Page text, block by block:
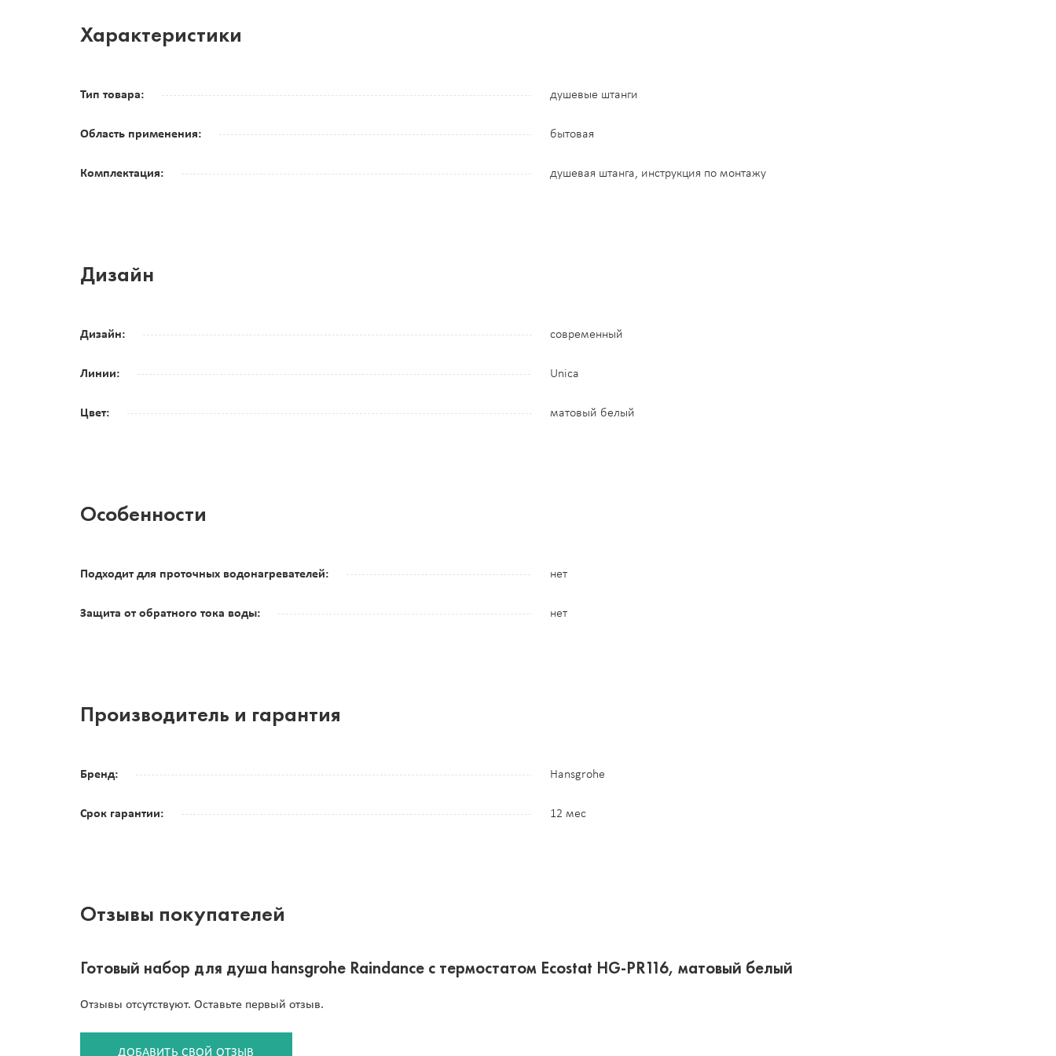
Характеристики
Тип товара: душевые штанги
Область применения: бытовая
Комплектация: душевая штанга, инструкция по монтажу
Дизайн
Дизайн: современный
Линии: Unica
Цвет: матовый белый
Особенности
Подходит для проточных водонагревателей: нет
Защита от обратного тока воды: нет
Производитель и гарантия
Бренд: Hansgrohe
Срок гарантии: 12 мес
Отзывы покупателей
Готовый набор для душа hansgrohe Raindance с термостатом Ecostat HG-PR116, матовый белый
Отзывы отсутствуют. Оставьте первый отзыв.
ДОБАВИТЬ СВОЙ ОТЗЫВ